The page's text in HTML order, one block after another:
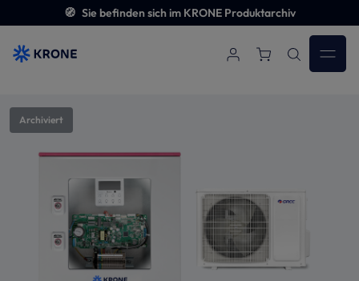
Zum Hauptinhalt springen
🧭 Sie befinden sich im KRONE Produktarchiv
Archiviert
Bildergalerie überspringen